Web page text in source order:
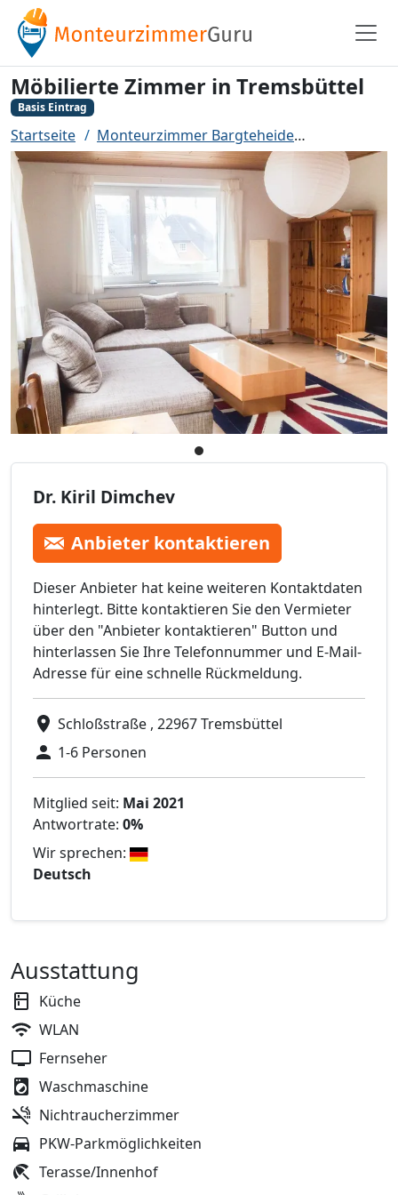
Möbilierte Zimmer in Tremsbüttel
Basis Eintrag
Startseite Monteurzimmer Bargteheide
Dr. Kiril Dimchev
Anbieter kontaktieren
Dieser Anbieter hat keine weiteren Kontaktdaten
hinterlegt. Bitte kontaktieren Sie den Vermieter
über den "Anbieter kontaktieren" Button und
hinterlassen Sie Ihre Telefonnummer und E-Mail-
Adresse für eine schnelle Rückmeldung.
Schloßstraße , 22967 Tremsbüttel
1-6 Personen
Mitglied seit: Mai 2021
Antwortrate: 0%
Wir sprechen:
Deutsch
Ausstattung
Küche
WLAN
Fernseher
Waschmaschine
Nichtraucherzimmer
PKW-Parkmöglichkeiten
Terasse/Innenhof